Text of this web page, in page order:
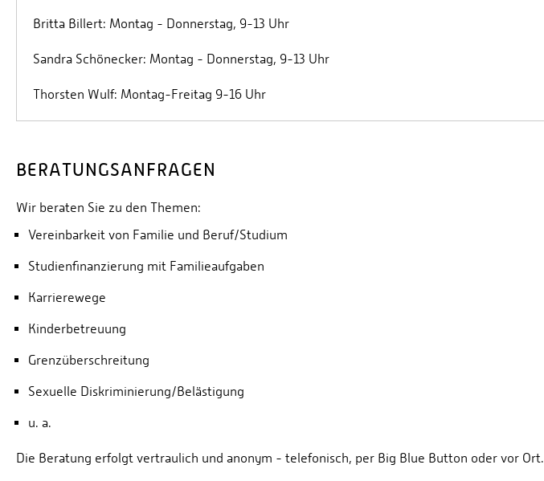
Britta Billert: Montag - Donnerstag, 9-13 Uhr
Sandra Schönecker: Montag - Donnerstag, 9-13 Uhr
Thorsten Wulf: Montag-Freitag 9-16 Uhr
BERATUNGSANFRAGEN
Wir beraten Sie zu den Themen:
Vereinbarkeit von Familie und Beruf/Studium
Studienfinanzierung mit Familieaufgaben
Karrierewege
Kinderbetreuung
Grenzüberschreitung
Sexuelle Diskriminierung/Belästigung
u. a.
Die Beratung erfolgt vertraulich und anonym - telefonisch, per Big Blue Button oder vor Ort.